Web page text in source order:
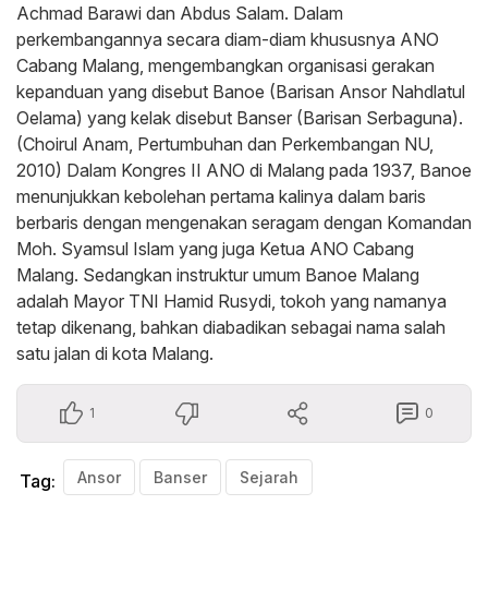
Achmad Barawi dan Abdus Salam. Dalam
perkembangannya secara diam-diam khususnya ANO
Cabang Malang, mengembangkan organisasi gerakan
kepanduan yang disebut Banoe (Barisan Ansor Nahdlatul
Oelama) yang kelak disebut Banser (Barisan Serbaguna).
(Choirul Anam, Pertumbuhan dan Perkembangan NU,
2010) Dalam Kongres II ANO di Malang pada 1937, Banoe
menunjukkan kebolehan pertama kalinya dalam baris
berbaris dengan mengenakan seragam dengan Komandan
Moh. Syamsul Islam yang juga Ketua ANO Cabang
Malang. Sedangkan instruktur umum Banoe Malang
adalah Mayor TNI Hamid Rusydi, tokoh yang namanya
tetap dikenang, bahkan diabadikan sebagai nama salah
satu jalan di kota Malang.
1 0
Tag: Ansor Banser Sejarah